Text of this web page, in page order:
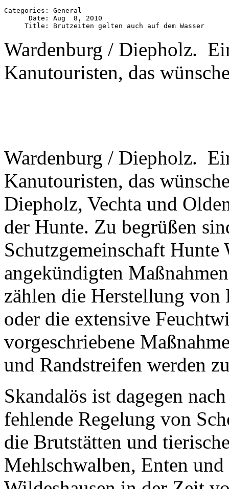
Categories: General
      Date: Aug  8, 2010
Wardenburg / Diepholz.
Kanutouristen, das
Wardenburg / Diepholz.
Kanutouristen, das
Diepholz, Vechta und
der Hunte. Zu begrüßen
Schutzgemeinschaft Hunte
angekündigten
zählen die Herstellung
oder die extensive
vorgeschriebene
und Randstreifen werden
Skandalös ist dagegen
fehlende Regelung von
die Brutstätten und
Mehlschwalben, Enten